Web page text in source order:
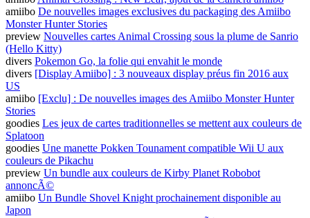
amiibo De nouvelles images exclusives du packaging des Amiibo
Monster Hunter Stories
preview Nouvelles cartes Animal Crossing sous la plume de Sanrio
(Hello Kitty)
divers Pokemon Go, la folie qui envahit le monde
divers [Display Amiibo] : 3 nouveaux display préus fin 2016 aux
US
amiibo [Exclu] : De nouvelles images des Amiibo Monster Hunter
Stories
goodies Les jeux de cartes traditionnelles se mettent aux couleurs de
Splatoon
goodies Une manette Pokken Tounament compatible Wii U aux
couleurs de Pikachu
preview Un bundle aux couleurs de Kirby Planet Robobot
annoncÃ©
amiibo Un Bundle Shovel Knight prochainement disponible au
Japon